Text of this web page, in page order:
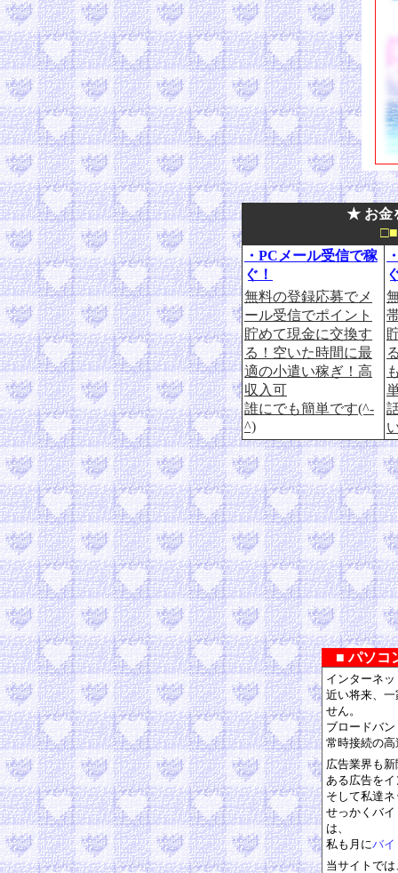
★ お金
・PCメール受信で稼
ぐ！
無料の登録応募でメ
ール受信でポイント
貯めて現金に交換す
る！空いた時間に最
適の小遣い稼ぎ！高
収入可
誰にでも簡単です(^-
^)
■ パソコ
インターネ
近い将来、
せん。
ブロードバ
常時接続の
広告業界も
ある広告を
そして私達
せっかくバ
は、
私も月にバイ
当サイトで